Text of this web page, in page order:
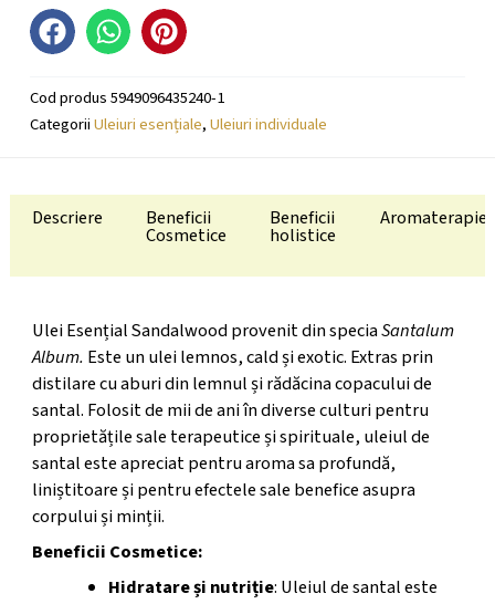
Cod produs5949096435240-1
Categorii Uleiuri esențiale,Uleiuri individuale
Descriere Beneficii
Cosmetice
Beneficii
holistice
Aromaterapie
Ulei Esențial Sandalwood provenit din speciaSantalum
Album. Este un ulei lemnos, cald și exotic. Extras prin
distilare cu aburi din lemnul și rădăcina copacului de
santal. Folosit de mii de ani în diverse culturi pentru
proprietățile sale terapeutice și spirituale, uleiul de
santal este apreciat pentru aroma sa profundă,
liniștitoare și pentru efectele sale benefice asupra
corpului și minții.
Beneficii Cosmetice:
Hidratare și nutriție: Uleiul de santal este